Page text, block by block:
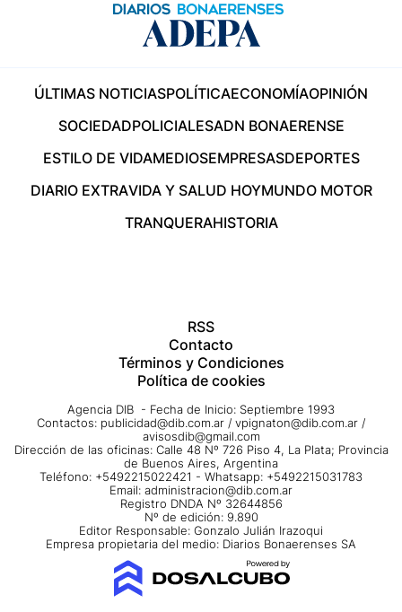
ÚLTIMAS NOTICIASPOLÍTICAECONOMÍAOPINIÓN
SOCIEDADPOLICIALESADN BONAERENSE
ESTILO DE VIDAMEDIOSEMPRESASDEPORTES
DIARIO EXTRAVIDA Y SALUD HOYMUNDO MOTOR
TRANQUERAHISTORIA
RSS
Contacto
Términos y Condiciones
Política de cookies
Agencia DIB - Fecha de Inicio: Septiembre 1993
Contactos: publicidad@dib.com.ar / vpignaton@dib.com.ar /
avisosdib@gmail.com
Dirección de las oficinas: Calle 48 Nº 726 Piso 4, La Plata; Provincia
de Buenos Aires, Argentina
Teléfono: +5492215022421 - Whatsapp: +5492215031783
Email: administracion@dib.com.ar
Registro DNDA Nº 32644856
Nº de edición: 9.890
Editor Responsable: Gonzalo Julián Irazoqui
Empresa propietaria del medio: Diarios Bonaerenses SA